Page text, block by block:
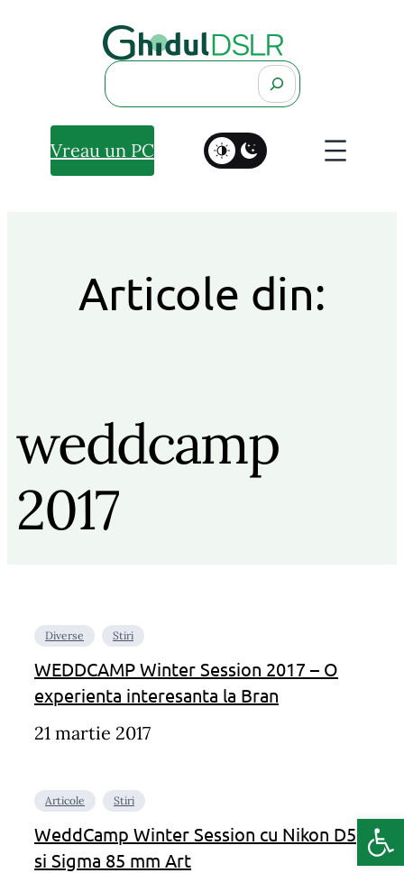
Search
Vreau un PC
Articole din:
weddcamp
2017
Diverse Stiri
WEDDCAMP Winter Session 2017 – O
experienta interesanta la Bran
21 martie 2017
Articole Stiri
WeddCamp Winter Session cu Nikon D5
si Sigma 85 mm Art